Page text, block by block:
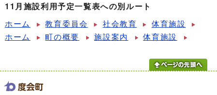
11月施設利用予定一覧表への別ルート
ホーム
教育委員会 社会教育
体育施設
ホーム
町の概要 施設案内 体育施設